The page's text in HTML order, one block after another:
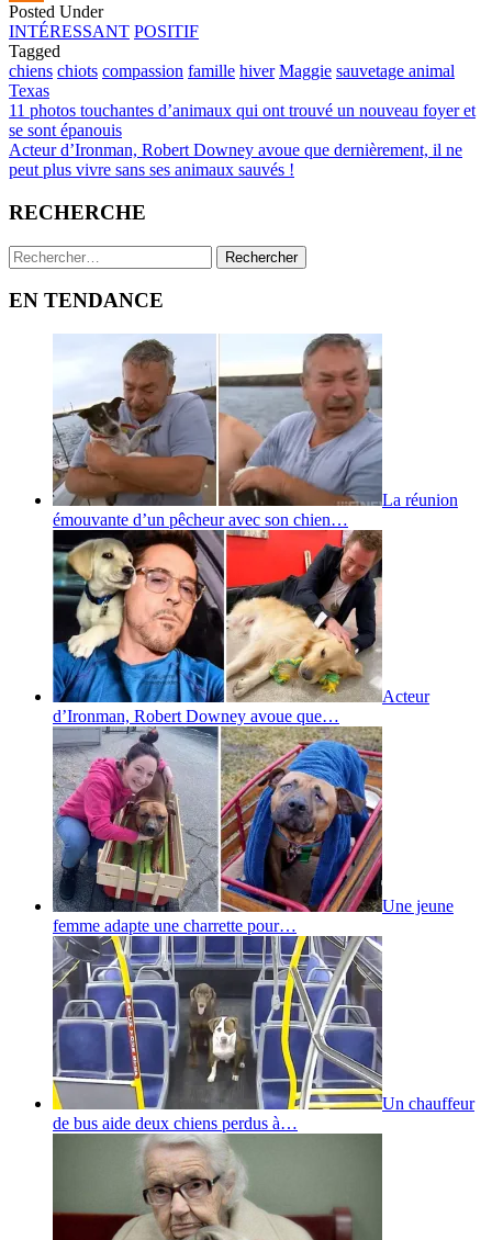
Odnoklassniki
Posted Under
INTÉRESSANT POSITIF
Tagged
chiens chiots compassion famille hiver Maggie sauvetage animal
Texas
Post
navigation
11 photos touchantes d’animaux qui ont trouvé un nouveau foyer et
se sont épanouis
Acteur d’Ironman, Robert Downey avoue que dernièrement, il ne
peut plus vivre sans ses animaux sauvés !
RECHERCHE
Rechercher :
EN TENDANCE
La réunion
émouvante d’un pêcheur avec son chien…
Acteur
d’Ironman, Robert Downey avoue que…
Une jeune
femme adapte une charrette pour…
Un chauffeur
de bus aide deux chiens perdus à…